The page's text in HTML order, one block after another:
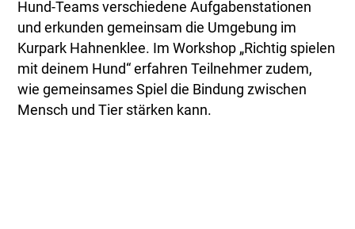
Hund-Teams verschiedene Aufgabenstationen
und erkunden gemeinsam die Umgebung im
Kurpark Hahnenklee. Im Workshop „Richtig spielen
mit deinem Hund“ erfahren Teilnehmer zudem,
wie gemeinsames Spiel die Bindung zwischen
Mensch und Tier stärken kann.